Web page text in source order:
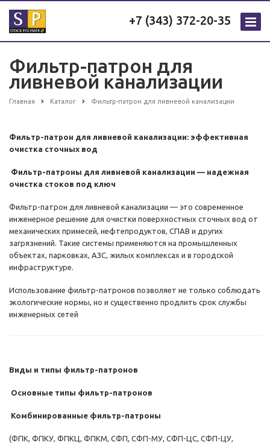
+7 (343) 372-20-35
Фильтр-патрон для
ливневой канализации
Главная Каталог Фильтр-патрон для ливневой канализации
Фильтр-патрон для ливневой канализации: эффективная
очистка сточных вод
Фильтр-патроны для ливневой канализации — надежная
очистка стоков под ключ
Фильтр-патрон для ливневой канализации — это современное
инженерное решение для очистки поверхностных сточных вод от
механических примесей, нефтепродуктов, СПАВ и других
загрязнений. Такие системы применяются на промышленных
объектах, парковках, АЗС, жилых комплексах и в городской
инфраструктуре.
Использование фильтр-патронов позволяет не только соблюдать
экологические нормы, но и существенно продлить срок службы
инженерных сетей
Виды и типы фильтр-патронов
Основные типы фильтр-патронов
Комбинированные фильтр-патроны
(ФПК, ФПКУ, ФПКЦ, ФПКМ, СФП, СФП-МУ, СФП-ЦС, СФП-ЦУ,